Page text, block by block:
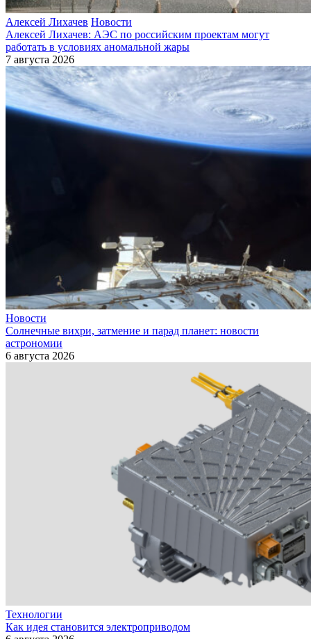
Алексей Лихачев Новости
Алексей Лихачев: АЭС по российским проектам могут
работать в условиях аномальной жары
7 августа 2026
Новости
Солнечные вихри, затмение и парад планет: новости
астрономии
6 августа 2026
Технологии
Как идея становится электроприводом